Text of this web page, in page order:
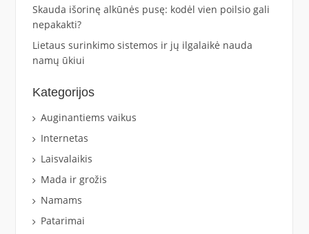
Skauda išorinę alkūnės pusę: kodėl vien poilsio gali
nepakakti?
Lietaus surinkimo sistemos ir jų ilgalaikė nauda
namų ūkiui
Kategorijos
Auginantiems vaikus
Internetas
Laisvalaikis
Mada ir grožis
Namams
Patarimai